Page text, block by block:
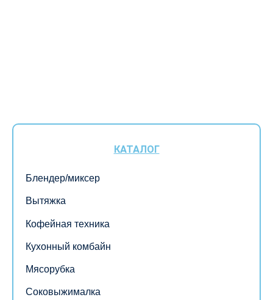
КАТАЛОГ
Блендер/миксер
Вытяжка
Кофейная техника
Кухонный комбайн
Мясорубка
Соковыжималка